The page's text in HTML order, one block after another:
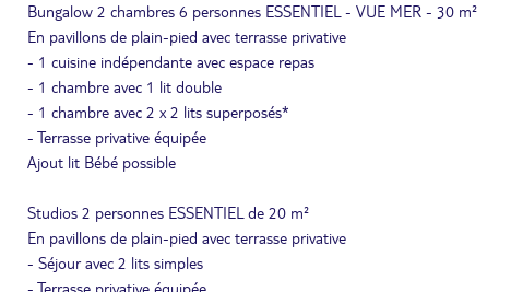
Bungalow 2 chambres 6 personnes ESSENTIEL - VUE MER - 30 m²
En pavillons de plain-pied avec terrasse privative
- 1 cuisine indépendante avec espace repas
- 1 chambre avec 1 lit double
- 1 chambre avec 2 x 2 lits superposés*
- Terrasse privative équipée
Ajout lit Bébé possible
Studios 2 personnes ESSENTIEL de 20 m²
En pavillons de plain-pied avec terrasse privative
- Séjour avec 2 lits simples
- Terrasse privative équipée